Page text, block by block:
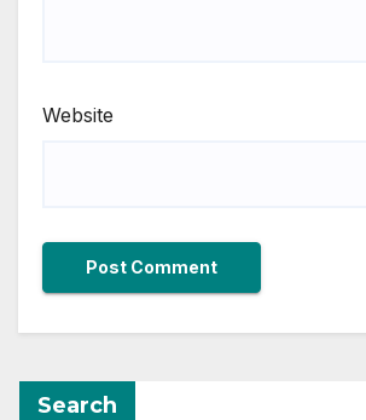
Website
Search